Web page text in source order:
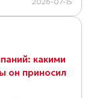
какими
он приносил